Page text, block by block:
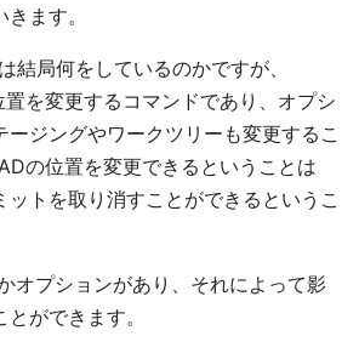
ます。
結局何をしているのかですが、
を変更するコマンドであり、オプシ
ージングやワークツリーも変更するこ
の位置を変更できるということは
ットを取り消すことができるというこ
オプションがあり、それによって影
ができます。